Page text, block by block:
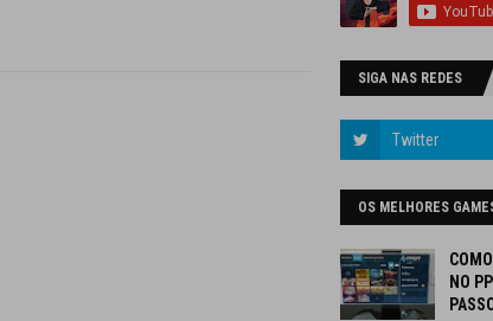
SIGA NAS REDES
OS MELHORES
NO